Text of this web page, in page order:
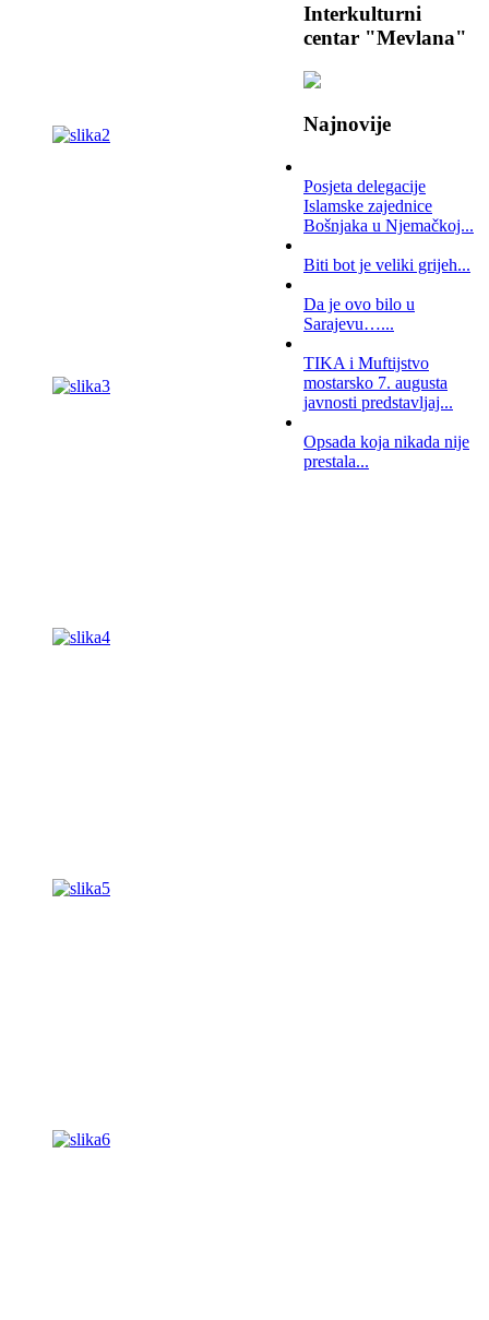
Interkulturni
centar "Mevlana"
Najnovije
Posjeta delegacije
Islamske zajednice
Bošnjaka u Njemačkoj...
Biti bot je veliki grijeh...
Da je ovo bilo u
Sarajevu…...
TIKA i Muftijstvo
mostarsko 7. augusta
javnosti predstavljaj...
Opsada koja nikada nije
prestala...